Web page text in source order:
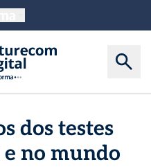
dos testes
no mundo